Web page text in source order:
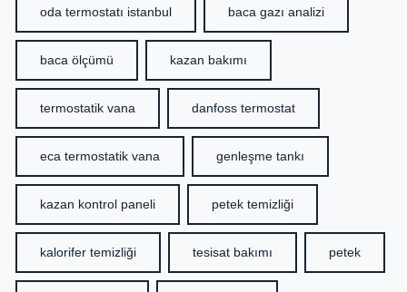
oda termostatı istanbul baca gazı analizi
baca ölçümü kazan bakımı
termostatik vana danfoss termostat
eca termostatik vana genleşme tankı
kazan kontrol paneli petek temizliği
kalorifer temizliği tesisat bakımı petek